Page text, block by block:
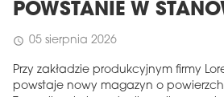
POWSTANIE W
schedule 05 sierpnia 2026
Przy zakładzie produkcyjnym firmy
powstaje nowy magazyn o